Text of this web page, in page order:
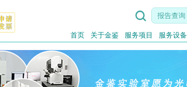
报告查询

首页 关于金鉴 服务项目 服务设备